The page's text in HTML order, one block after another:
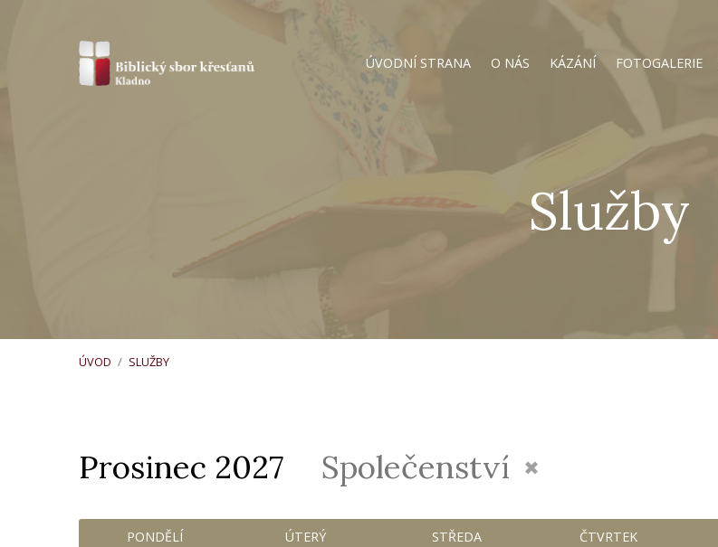
ÚVODNÍ STRANA O NÁS KÁZÁNÍ FOTOGALERIE
Služby
ÚVOD / SLUŽBY
Služby
Prosinec 2027 Společenství
PONDĚLÍ ÚTERÝ STŘEDA ČTVRTEK